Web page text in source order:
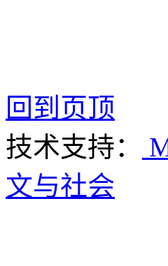
回到页顶
技术支持：
文与社会